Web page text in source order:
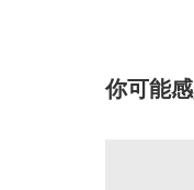
你可能